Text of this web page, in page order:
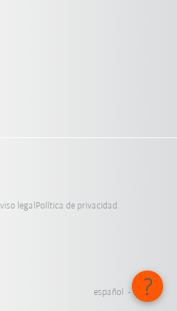
legalPolítica de privacidad
español - México